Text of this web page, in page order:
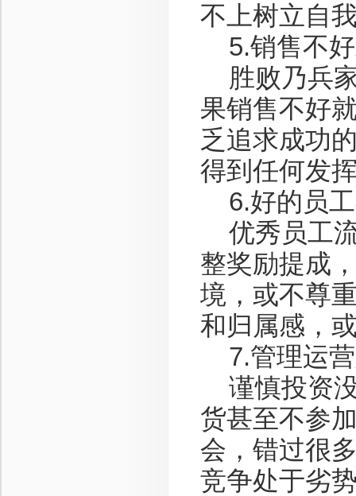
不上树立自
5.销售不好
胜败乃兵
果销售不好
乏追求成功
得到任何发
6.好的员工
优秀员工
整奖励提成
境，或不尊
和归属感，
7.管理运营
谨慎投资
货甚至不参
会，错过很
竞争处于劣